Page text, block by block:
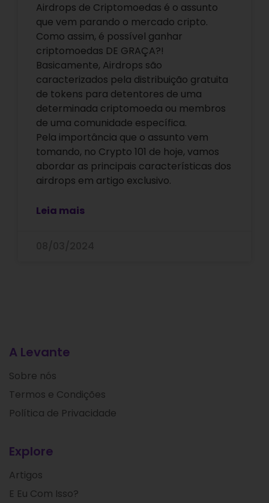
Airdrops de Criptomoedas é o assunto
que vem parando o mercado cripto.
Como assim, é possível ganhar
criptomoedas DE GRAÇA?!
Basicamente, Airdrops são
caracterizados pela distribuição gratuita
de tokens para detentores de uma
determinada criptomoeda ou membros
de uma comunidade específica.
Pela importância que o assunto vem
tomando, no Crypto 101 de hoje, vamos
abordar as principais características dos
airdrops em artigo exclusivo.
Leia mais
A Levante
Sobre nós
Termos e Condições
Política de Privacidade
Explore
Artigos
E Eu Com Isso?